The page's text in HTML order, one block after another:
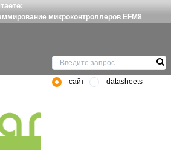
микроконтроллеров EFM8
сайт datasheets